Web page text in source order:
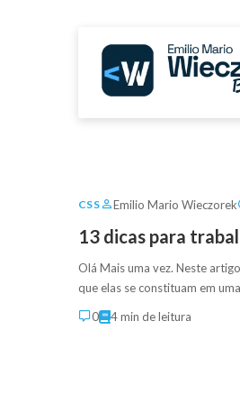
CSS Emilio Mario Wieczorek
13 dicas para
Olá Mais uma vez. Neste
que elas se constituam em
0
4 min de leitura